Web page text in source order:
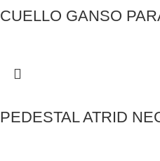
CUELLO GANSO
PEDESTAL ATRID